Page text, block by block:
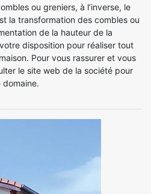
ou greniers, à l’inverse, le
la transformation des combles ou
de la hauteur de la
disposition pour réaliser tout
Pour vous rassurer et vous
le site web de la société pour
domaine.